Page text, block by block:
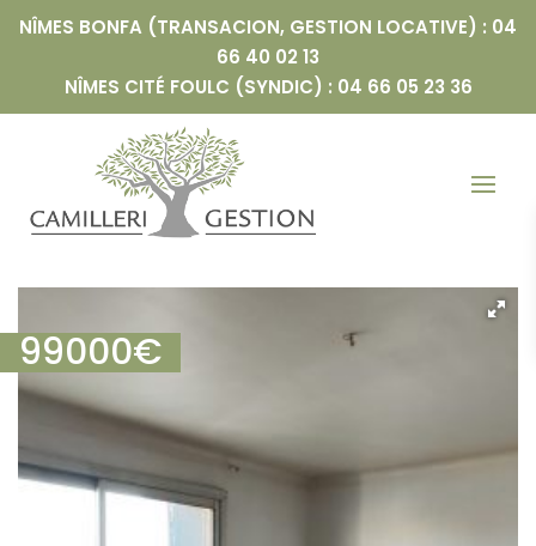
NÎMES BONFA (TRANSACION, GESTION LOCATIVE) : 04
66 40 02 13
NÎMES CITÉ FOULC (SYNDIC) : 04 66 05 23 36
99000€